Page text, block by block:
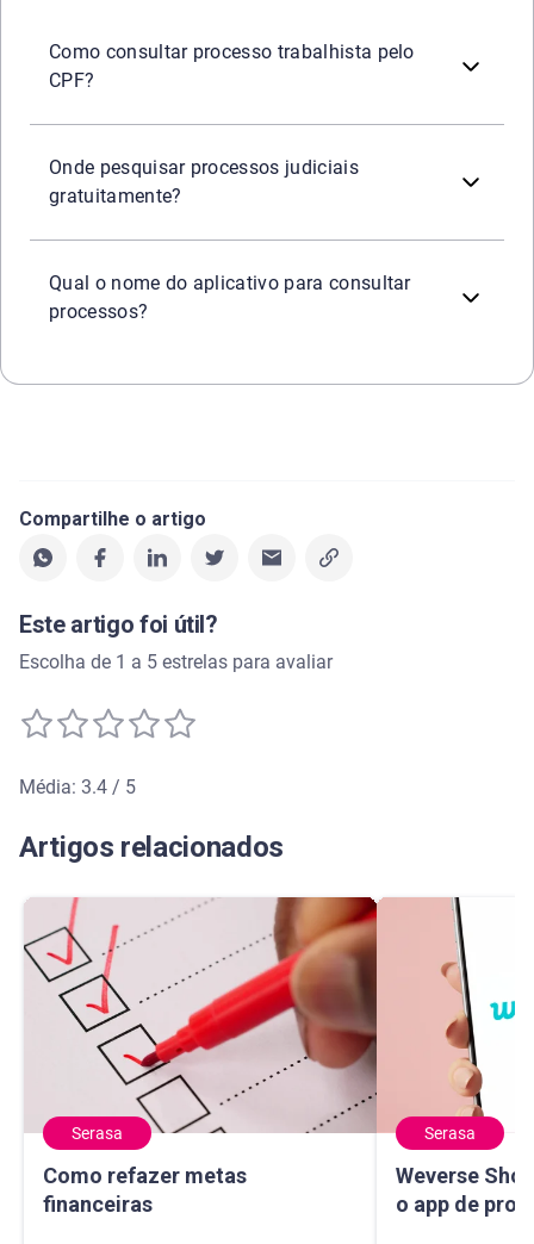
Como consultar processo trabalhista pelo
CPF?
Onde pesquisar processos judiciais
gratuitamente?
Qual o nome do aplicativo para consultar
processos?
Compartilhe o artigo
Este artigo foi útil?
Escolha de 1 a 5 estrelas para avaliar
Média: 3.4 / 5
Artigos relacionados
Serasa
Como refazer metas
financeiras
Como refazer metas financeiras
Serasa
Weverse
o app de
Weverse Shop: